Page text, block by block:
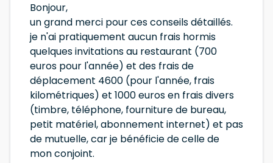
Bonjour,
un grand merci pour ces conseils détaillés.
je n'ai pratiquement aucun frais hormis
quelques invitations au restaurant (700
euros pour l'année) et des frais de
déplacement 4600 (pour l'année, frais
kilométriques) et 1000 euros en frais divers
(timbre, téléphone, fourniture de bureau,
petit matériel, abonnement internet) et pas
de mutuelle, car je bénéficie de celle de
mon conjoint.